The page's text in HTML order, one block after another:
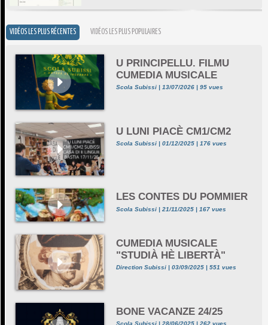
VIDÉOS LES PLUS RÉCENTES VIDÉOS LES PLUS POPULAIRES
U PRINCIPELLU. FILMU
CUMEDIA MUSICALE
Scola Subissi | 13/07/2026 | 95 vues
U LUNI PIACÈ CM1/CM2
Scola Subissi | 01/12/2025 | 176 vues
LES CONTES DU POMMIER
Scola Subissi | 21/11/2025 | 167 vues
CUMEDIA MUSICALE
"STUDIÀ HÈ LIBERTÀ"
Direction Subissi | 03/09/2025 | 551 vues
BONE VACANZE 24/25
Scola Subissi | 28/06/2025 | 262 vues